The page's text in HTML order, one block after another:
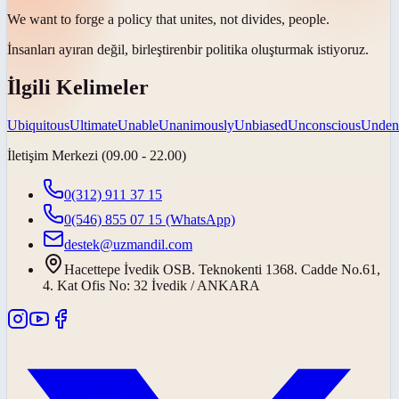
We want to forge a policy that unites, not divides, people.
İnsanları ayıran değil, birleştirenbir politika oluşturmak istiyoruz.
İlgili Kelimeler
UbiquitousUltimateUnableUnanimouslyUnbiasedUnconscious
İletişim Merkezi (09.00 - 22.00)
0(312) 911 37 15
0(546) 855 07 15 (WhatsApp)
destek@uzmandil.com
Hacettepe İvedik OSB. Teknokenti 1368. Cadde No.61,
4. Kat Ofis No: 32 İvedik / ANKARA